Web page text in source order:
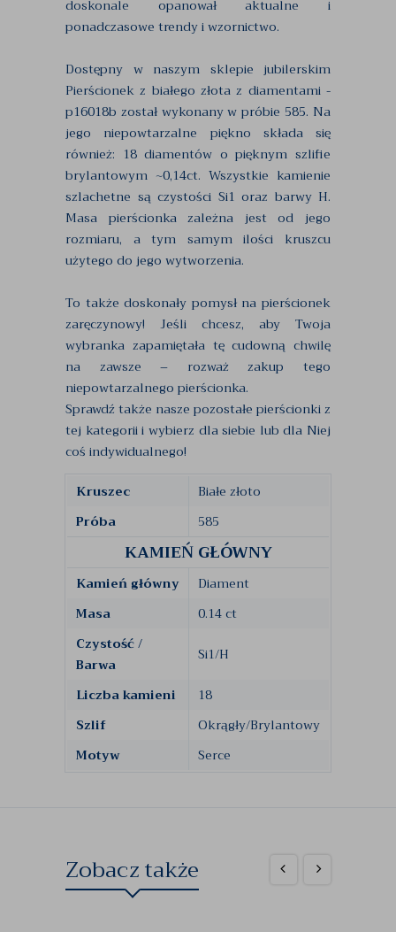
doskonale opanował aktualne i
ponadczasowe trendy i wzornictwo.
Dostępny w naszym sklepie jubilerskim
Pierścionek z białego złota z diamentami -
p16018b został wykonany w próbie 585. Na
jego niepowtarzalne piękno składa się
również: 18 diamentów o pięknym szlifie
brylantowym ~0,14ct. Wszystkie kamienie
szlachetne są czystości Si1 oraz barwy H.
Masa pierścionka zależna jest od jego
rozmiaru, a tym samym ilości kruszcu
użytego do jego wytworzenia.
To także doskonały pomysł na pierścionek
zaręczynowy! Jeśli chcesz, aby Twoja
wybranka zapamiętała tę cudowną chwilę
na zawsze – rozważ zakup tego
niepowtarzalnego pierścionka.
Sprawdź także nasze pozostałe pierścionki z
tej kategorii i wybierz dla siebie lub dla Niej
coś indywidualnego!
Kruszec
Białe złoto
Próba
585
KAMIEŃ GŁÓWNY
Kamień główny
Diament
Masa
0.14 ct
Czystość /
Barwa
Si1/H
Liczba kamieni
18
Szlif
Okrągły/Brylantowy
Motyw
Serce
Zobacz także